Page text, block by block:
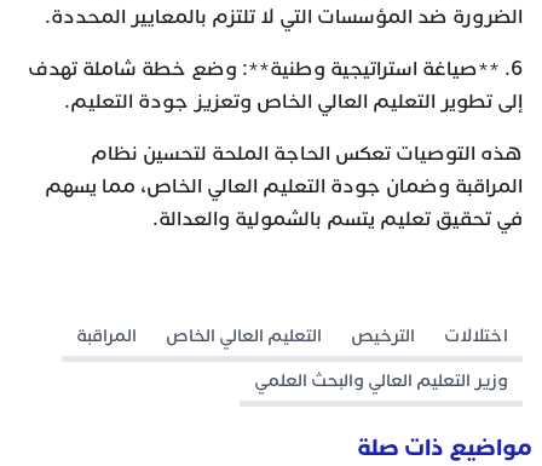
الضرورة ضد المؤسسات التي لا تلتزم بالمعايير المحددة.
6. **صياغة استراتيجية وطنية**: وضع خطة شاملة تهدف
إلى تطوير التعليم العالي الخاص وتعزيز جودة التعليم.
هذه التوصيات تعكس الحاجة الملحة لتحسين نظام
المراقبة وضمان جودة التعليم العالي الخاص، مما يسهم
في تحقيق تعليم يتسم بالشمولية والعدالة.
اختلالات الترخيص التعليم العالي الخاص
المراقبة
وزير التعليم العالي والبحث العلمي
مواضيع ذات صلة